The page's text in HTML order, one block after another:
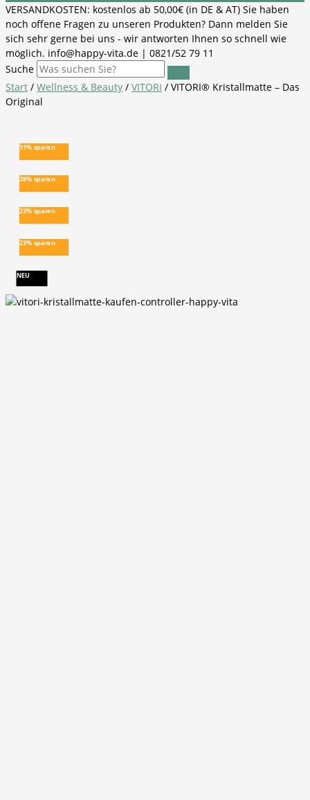
VERSANDKOSTEN: kostenlos ab 50,00€ (in DE & AT) Sie haben
noch offene Fragen zu unseren Produkten? Dann melden Sie
sich sehr gerne bei uns - wir antworten Ihnen so schnell wie
möglich. info@happy-vita.de | 0821/52 79 11
Suche
Start / Wellness & Beauty / VITORI / VITORI® Kristallmatte – Das
Original
51% sparen
28% sparen
23% sparen
23% sparen
NEU